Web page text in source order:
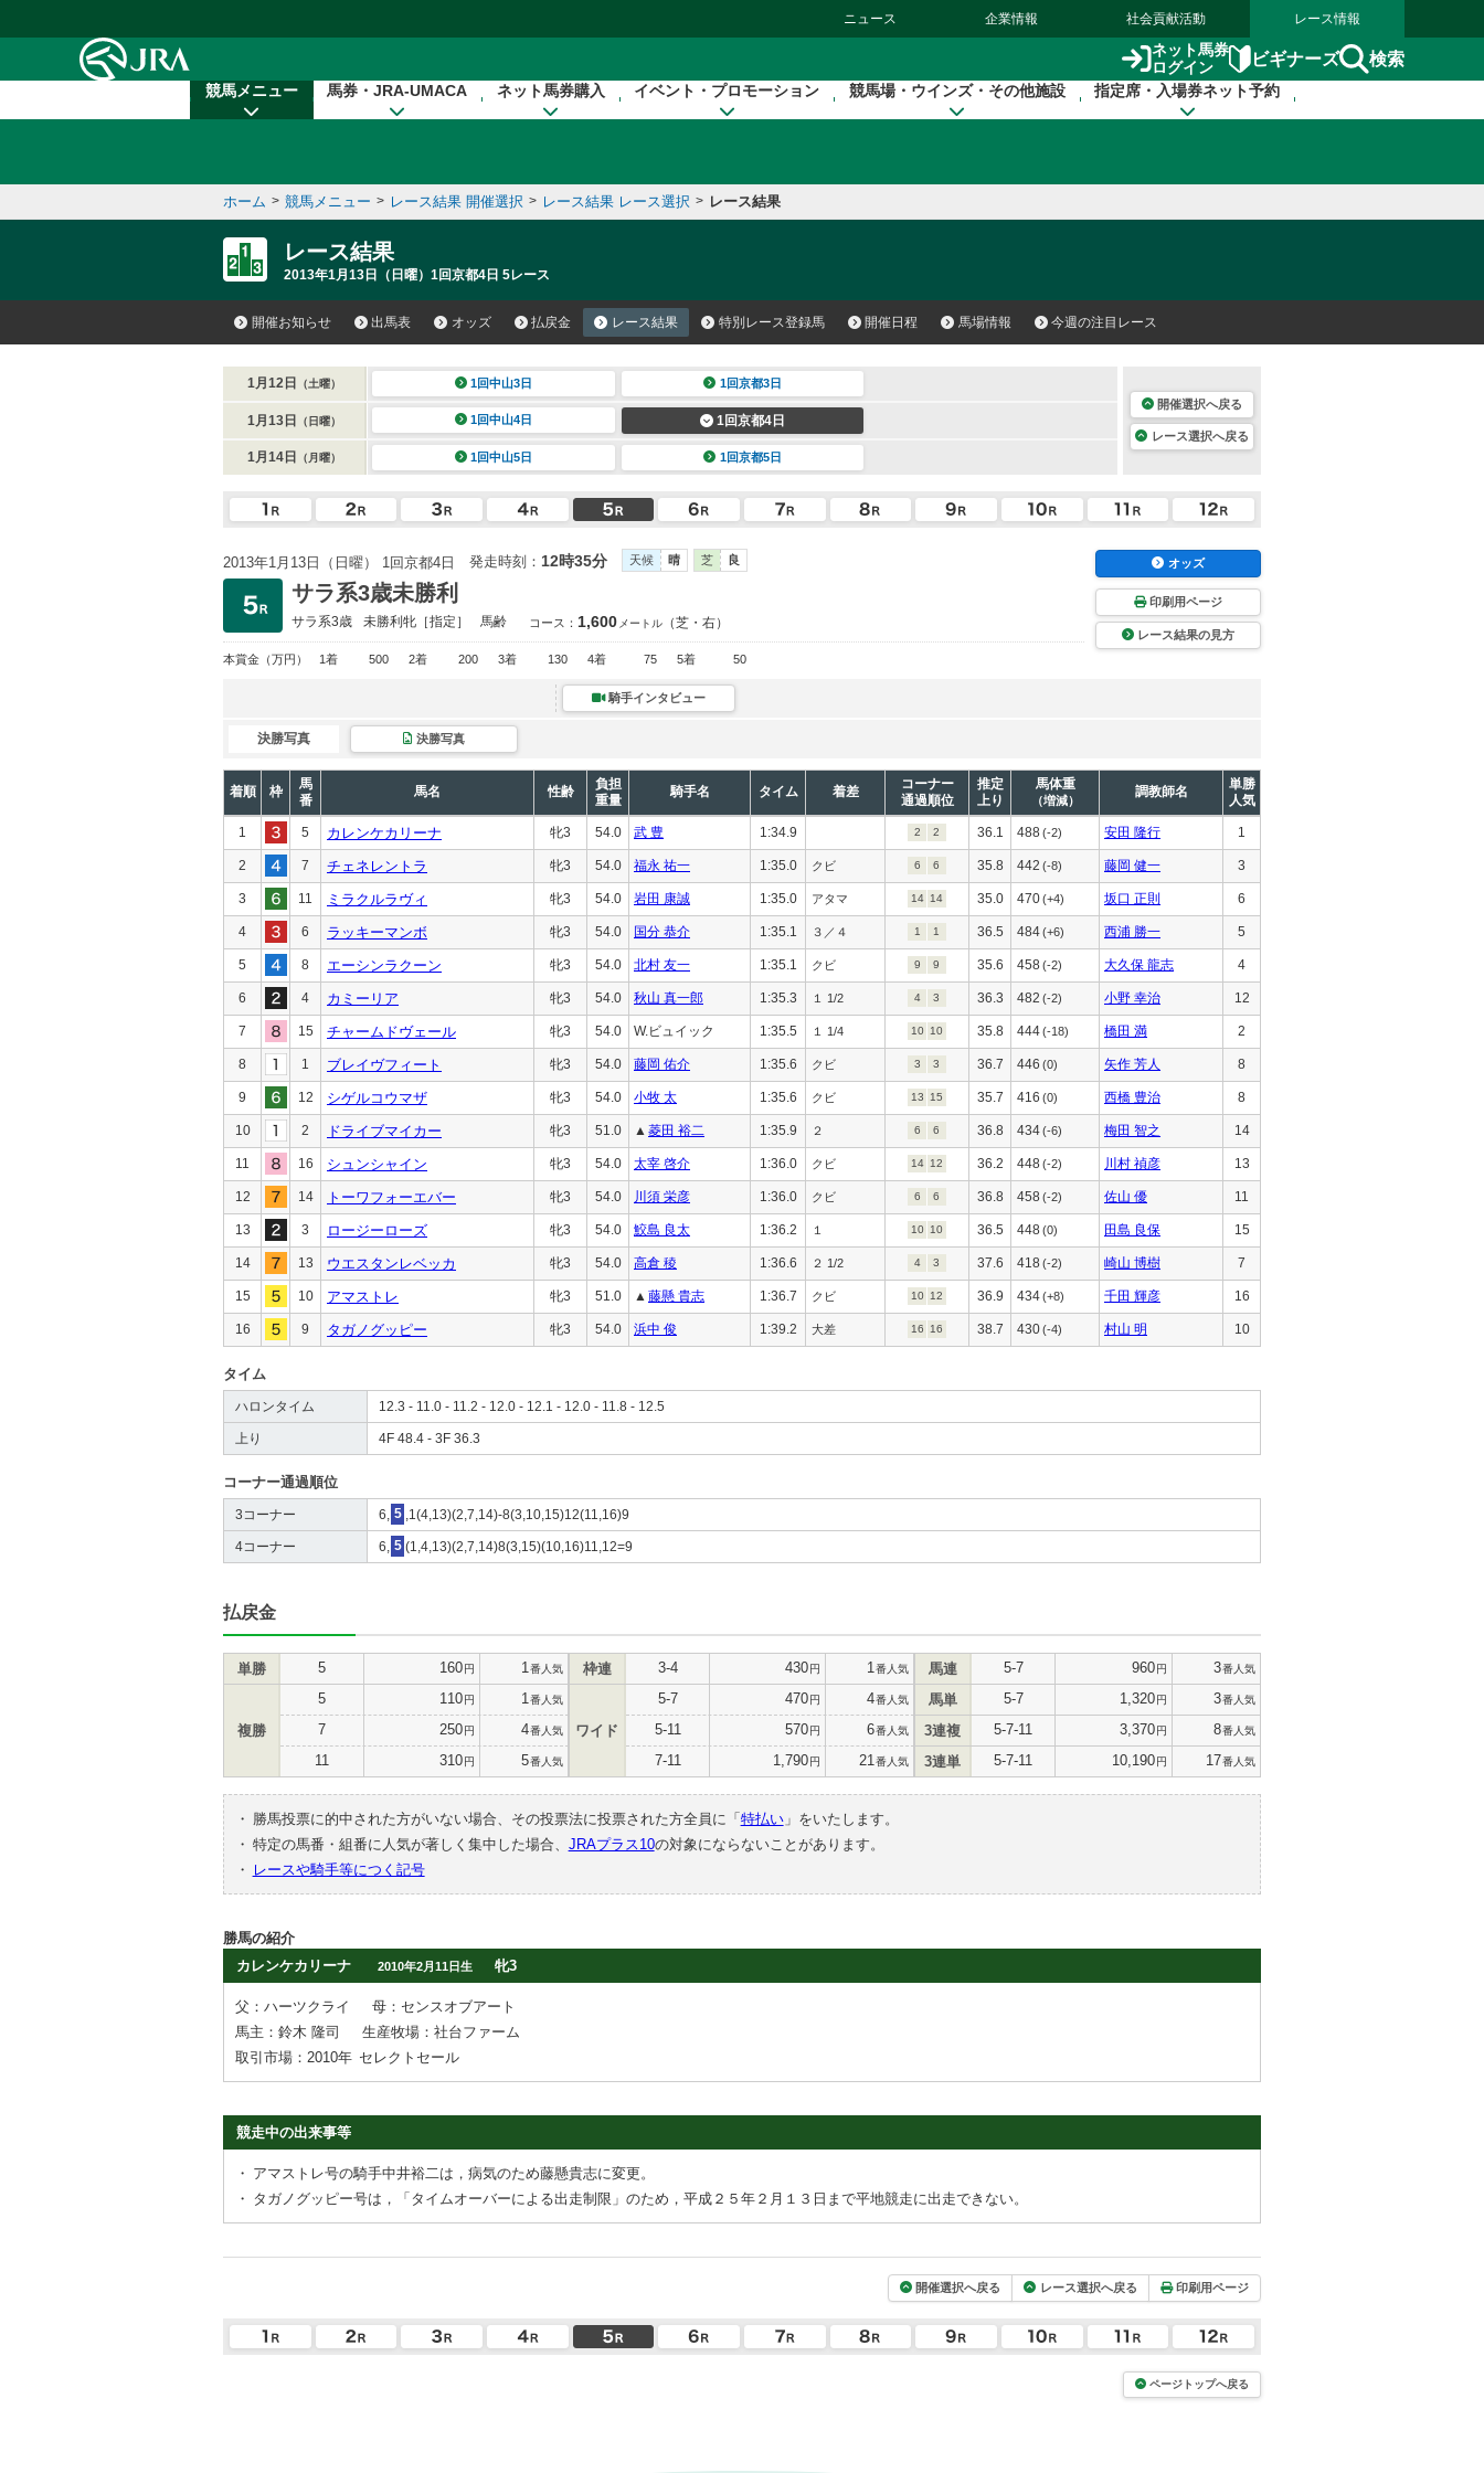
ニュース 企業情報 社会貢献活動 レース情報
ネット馬券
ログイン
ビギナーズ 検索
競馬メニュー 馬券・JRA-UMACA ネット馬券購入 イベント・プロモーション 競馬場・ウインズ・その他施設 指定席・入場券ネット予約
ホーム > 競馬メニュー > レース結果 開催選択 > レース結果 レース選択 > レース結果
レース結果
2013年1月13日（日曜）1回京都4日 5レース
開催お知らせ 出馬表 オッズ 払戻金 レース結果 特別レース登録馬 開催日程 馬場情報 今週の注目レース
1月12日 （土曜） 1回中山3日 1回京都3日
1月13日 （日曜） 1回中山4日 1回京都4日
1月14日 （月曜） 1回中山5日 1回京都5日
開催選択へ戻る
レース選択へ戻る
2013年1月13日（日曜） 1回京都4日 発走時刻： 12時35分 天候 晴 芝 良
サラ系3歳未勝利
サラ系3歳 未勝利牝［指定］ 馬齢 コース： 1,600 メートル （芝・右）
本賞金 （万円） 1着 500 2着 200 3着 130 4着 75 5着 50
オッズ
印刷用ページ
レース結果の見方
騎手インタビュー
決勝写真 決勝写真
着順 枠
馬
番
馬名 性齢
負担
重量
騎手名 タイム 着差
コーナー
通過順位
推定
上り
馬体重
（増減）
調教師名
単勝
人気
1 5 カレンケカリーナ 牝3 54.0 武 豊 1:34.9 2 2 36.1 488(-2) 安田 隆行 1
2 7 チェネレントラ 牝3 54.0 福永 祐一 1:35.0 クビ 6 6 35.8 442 (-8) 藤岡 健一 3
3 11 ミラクルラヴィ 牝3 54.0 岩田 康誠 1:35.0 アタマ 14 14 35.0 470(+4) 坂口 正則 6
4 6 ラッキーマンボ 牝3 54.0 国分 恭介 1:35.1 ３／４ 1 1 36.5 484(+6) 西浦 勝一 5
5 8 エーシンラクーン 牝3 54.0 北村 友一 1:35.1 クビ 9 9 35.6 458(-2) 大久保 龍志 4
6 4 カミーリア 牝3 54.0 秋山 真一郎 1:35.3 １ 1/2 4 3 36.3 482 (-2) 小野 幸治 12
7 15 チャームドヴェール 牝3 54.0 W.ビュイック 1:35.5 １ 1/4 10 10 35.8 444(-18) 橋田 満 2
8 1 ブレイヴフィート 牝3 54.0 藤岡 佑介 1:35.6 クビ 3 3 36.7 446 (0) 矢作 芳人 8
9 12 シゲルコウマザ 牝3 54.0 小牧 太 1:35.6 クビ 13 15 35.7 416 (0) 西橋 豊治 8
10 2 ドライブマイカー 牝3 51.0 ▲ 菱田 裕二 1:35.9 ２ 6 6 36.8 434(-6) 梅田 智之 14
11 16 シュンシャイン 牝3 54.0 太宰 啓介 1:36.0 クビ 14 12 36.2 448(-2) 川村 禎彦 13
12 14 トーワフォーエバー 牝3 54.0 川須 栄彦 1:36.0 クビ 6 6 36.8 458 (-2) 佐山 優 11
13 3 ロージーローズ 牝3 54.0 鮫島 良太 1:36.2 １ 10 10 36.5 448(0) 田島 良保 15
14 13 ウエスタンレベッカ 牝3 54.0 高倉 稜 1:36.6 ２ 1/2 4 3 37.6 418 (-2) 崎山 博樹 7
15 10 アマストレ 牝3 51.0 ▲ 藤懸 貴志 1:36.7 クビ 10 12 36.9 434(+8) 千田 輝彦 16
16 9 タガノグッピー 牝3 54.0 浜中 俊 1:39.2 大差 16 16 38.7 430(-4) 村山 明 10
タイム
ハロンタイム 12.3 - 11.0 - 11.2 - 12.0 - 12.1 - 12.0 - 11.8 - 12.5
上り 4F 48.4 - 3F 36.3
コーナー通過順位
3コーナー 6, 5 ,1(4,13)(2,7,14)-8(3,10,15)12(11,16)9
4コーナー 6, 5 (1,4,13)(2,7,14)8(3,15)(10,16)11,12=9
払戻金
単勝 5 160円 1 番人気
複勝
5 110円 1 番人気
7 250円 4番人気
11 310円 5番人気
枠連 3-4 430円 1 番人気
ワイド
5-7 470円 4番人気
5-11 570円 6番人気
7-11 1,790円 21 番人気
馬連 5-7 960円 3番人気
馬単 5-7 1,320円 3番人気
3連複 5-7-11 3,370円 8番人気
3連単 5-7-11 10,190円 17番人気
・ 勝馬投票に的中された方がいない場合、その投票法に投票された方全員に「 特払い」をいたします。
・ 特定の馬番・組番に人気が著しく集中した場合、 JRAプラス10の対象にならないことがあります。
・
レースや騎手等につく記号
勝馬の紹介
カレンケカリーナ
2010年2月11日生 牝3
父：ハーツクライ
母：センスオブアート
馬主：鈴木 隆司
生産牧場：社台ファーム
取引市場：2010年 セレクトセール
競走中の出来事等
・ アマストレ号の騎手中井裕二は，病気のため藤懸貴志に変更。
・ タガノグッピー号は，「タイムオーバーによる出走制限」のため，平成２５年２月１３日まで平地競走に出走できない。
開催選択へ戻る レース選択へ戻る 印刷用ページ
ページトップへ戻る